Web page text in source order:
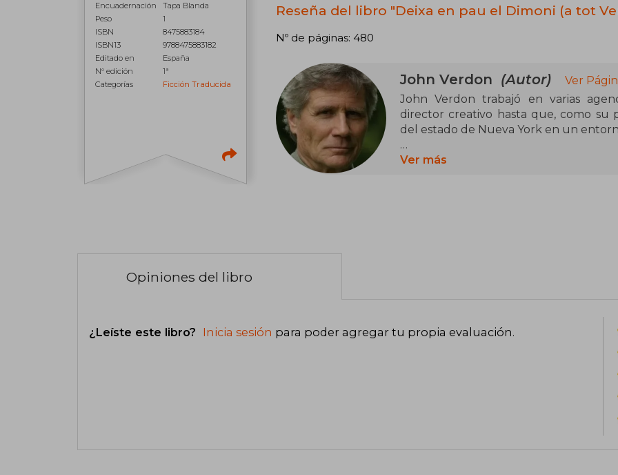
Encuadernación
Tapa Blanda
Peso
1
ISBN
8475883184
ISBN13
9788475883182
Editado en
España
N° edición
1ª
Categorías
Ficción Traducida
Reseña del libro "Deixa en pau el Dimoni (a tot
Nº de páginas: 480
John Verdon (Autor)
Ver
John Verdon trabajó en varias
director creativo hasta que, como su
del estado de Nueva York en un
Sé lo que estás pensando fue su
Ver más
Opiniones del libro
¿Leíste este libro? Inicia sesión para poder agregar tu propia evaluación.